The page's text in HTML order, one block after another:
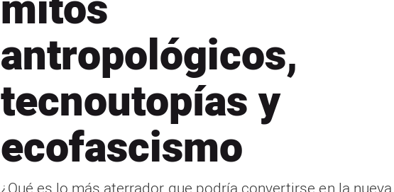
antropológicos,
tecnoutopías y
ecofascismo